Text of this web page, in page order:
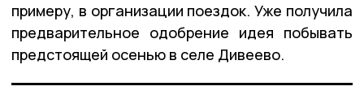
примеру, в организации поездок. Уже получила
предварительное одобрение идея побывать
предстоящей осенью в селе Дивеево.